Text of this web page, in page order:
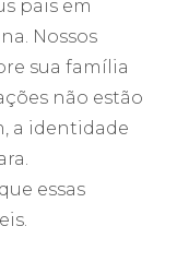
pais em
Nossos
sua família
não estão
a identidade
essas